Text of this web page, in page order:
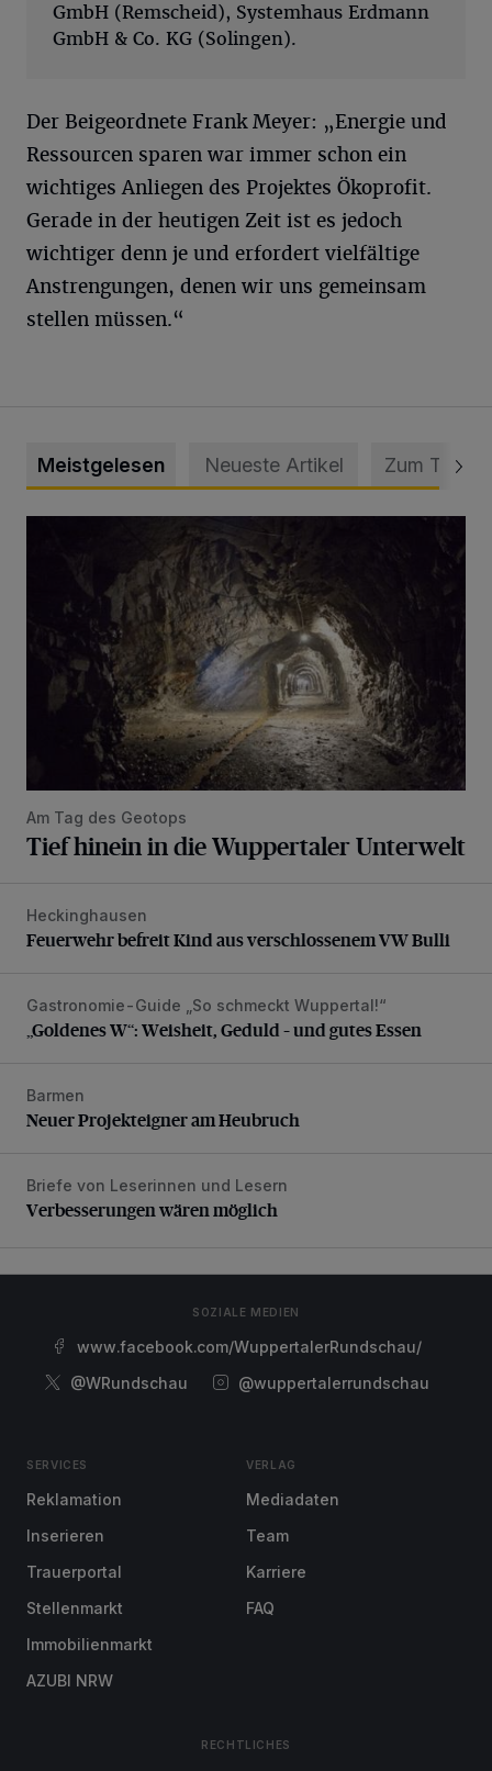
GmbH (Remscheid), Systemhaus Erdmann
GmbH & Co. KG (Solingen).
Der Beigeordnete Frank Meyer: „Energie und
Ressourcen sparen war immer schon ein
wichtiges Anliegen des Projektes Ökoprofit.
Gerade in der heutigen Zeit ist es jedoch
wichtiger denn je und erfordert vielfältige
Anstrengungen, denen wir uns gemeinsam
stellen müssen.“
Meistgelesen Neueste Artikel Zum Thema
Am Tag des Geotops
Tief hinein in die Wuppertaler Unterwelt
Feuerwehr befreit Kind aus verschlossenem VW Bulli
Heckinghausen
Feuerwehr befreit Kind aus verschlossenem VW Bulli
„Goldenes W“: Weisheit, Geduld – und gutes Essen
Gastronomie-Guide „So schmeckt Wuppertal!“
„Goldenes W“: Weisheit, Geduld – und gutes Essen
Neuer Projekteigner am Heubruch
Barmen
Neuer Projekteigner am Heubruch
Verbesserungen wären möglich
Briefe von Leserinnen und Lesern
Verbesserungen wären möglich
SOZIALE MEDIEN
www.facebook.com/WuppertalerRundschau/
@WRundschau
@wuppertalerrundschau
SERVICES
Reklamation
Inserieren
Trauerportal
Stellenmarkt
Immobilienmarkt
AZUBI NRW
VERLAG
Mediadaten
Team
Karriere
FAQ
RECHTLICHES